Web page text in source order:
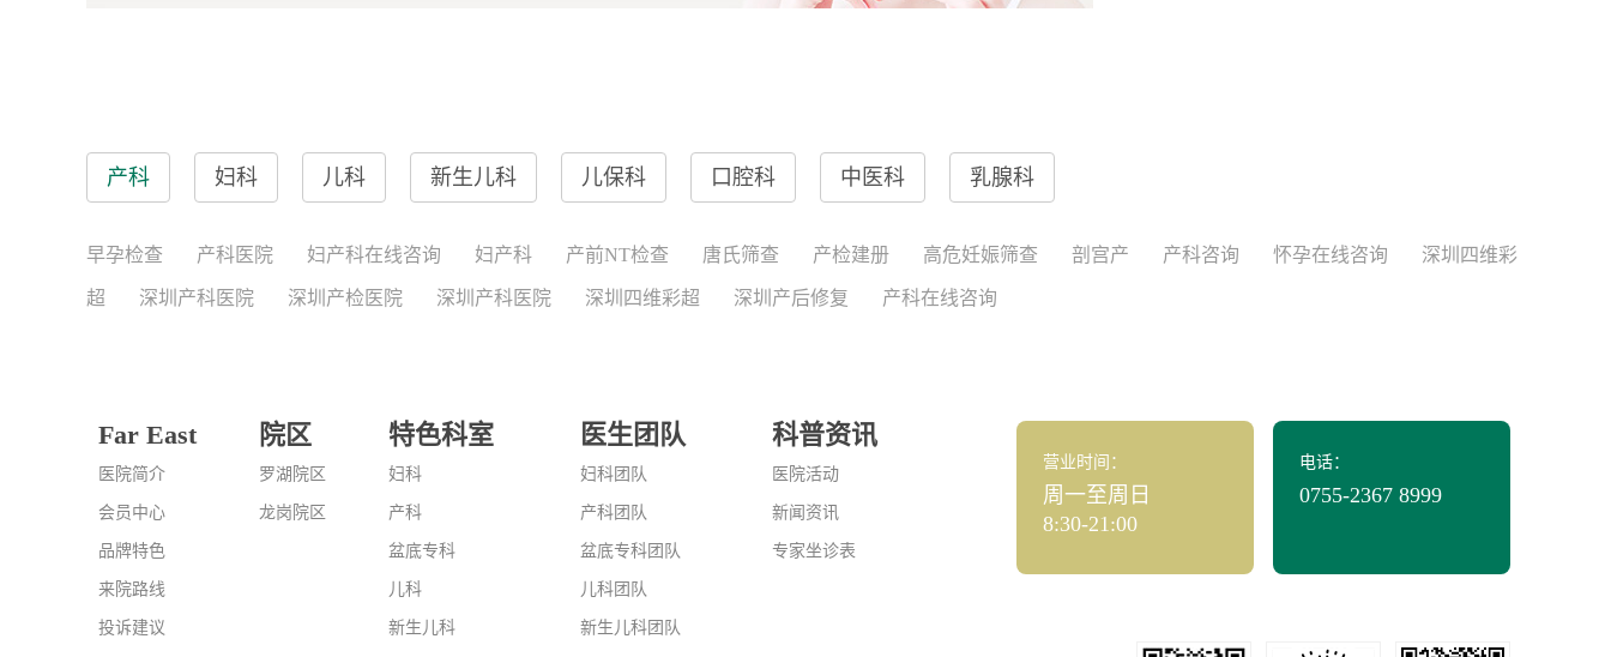
产科 妇科 儿科 新生儿科 儿保科 口腔科 中医科 乳腺科
早孕检查 产科医院 妇产科在线咨询 妇产科 产前NT检查 唐氏筛查 产检建册 高危妊娠筛查 剖宫产 产科咨询 怀孕在线咨询 深圳四维彩
超 深圳产科医院 深圳产检医院 深圳产科医院 深圳四维彩超 深圳产后修复 产科在线咨询
Far East
医院简介
会员中心
品牌特色
来院路线
投诉建议
院区
罗湖院区
龙岗院区
特色科室
妇科
产科
盆底专科
儿科
新生儿科
医生团队
妇科团队
产科团队
盆底专科团队
儿科团队
新生儿科团队
科普资讯
医院活动
新闻资讯
专家坐诊表
营业时间：
周一至周日
8:30-21:00
电话：
0755-2367 8999